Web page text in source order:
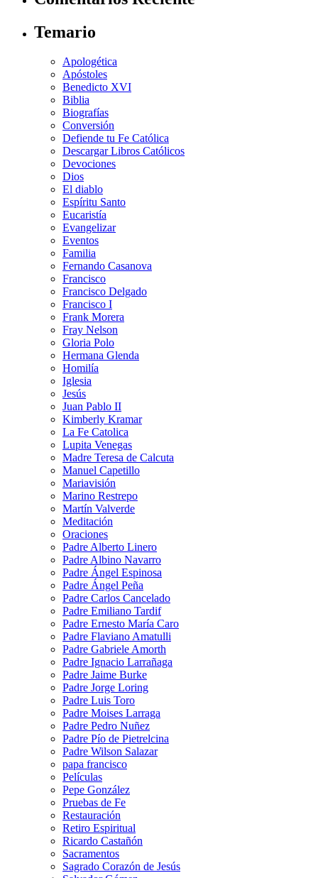
Temario
Apologética
Apóstoles
Benedicto XVI
Biblia
Biografías
Conversión
Defiende tu Fe Católica
Descargar Libros Católicos
Devociones
Dios
El diablo
Espíritu Santo
Eucaristía
Evangelizar
Eventos
Familia
Fernando Casanova
Francisco
Francisco Delgado
Francisco I
Frank Morera
Fray Nelson
Gloria Polo
Hermana Glenda
Homilía
Iglesia
Jesús
Juan Pablo II
Kimberly Kramar
La Fe Catolica
Lupita Venegas
Madre Teresa de Calcuta
Manuel Capetillo
Mariavisión
Marino Restrepo
Martín Valverde
Meditación
Oraciones
Padre Alberto Linero
Padre Albino Navarro
Padre Ángel Espinosa
Padre Ángel Peña
Padre Carlos Cancelado
Padre Emiliano Tardif
Padre Ernesto María Caro
Padre Flaviano Amatulli
Padre Gabriele Amorth
Padre Ignacio Larrañaga
Padre Jaime Burke
Padre Jorge Loring
Padre Luis Toro
Padre Moises Larraga
Padre Pedro Nuñez
Padre Pío de Pietrelcina
Padre Wilson Salazar
papa francisco
Películas
Pepe González
Pruebas de Fe
Restauración
Retiro Espiritual
Ricardo Castañón
Sacramentos
Sagrado Corazón de Jesús